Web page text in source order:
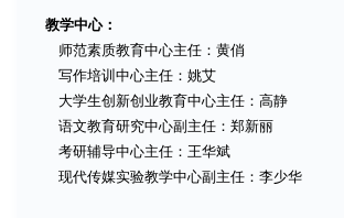
教学中心：
师范素质教育中心主任：黄俏
写作培训中心主任：姚艾
大学生创新创业教育中心主任：高静
语文教育研究中心副主任：郑新丽
考研辅导中心主任：王华斌
现代传媒实验教学中心副主任：李少华